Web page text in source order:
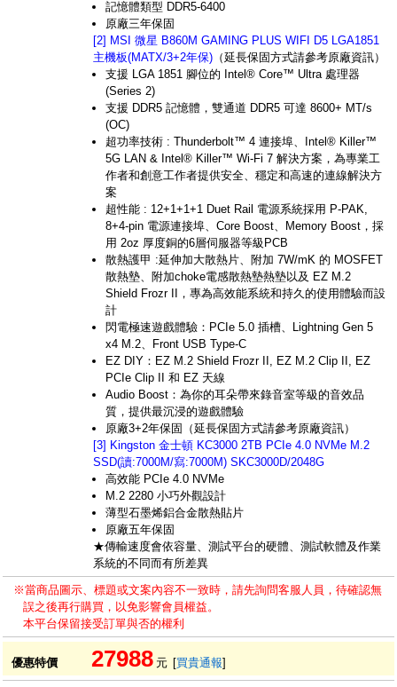
記憶體類型 DDR5-6400
原廠三年保固
[2] MSI 微星 B860M GAMING PLUS WIFI D5 LGA1851
主機板(MATX/3+2年保) （延長保固方式請參考原廠資訊）
支援 LGA 1851 腳位的 Intel® Core™ Ultra 處理器
(Series 2)
支援 DDR5 記憶體，雙通道 DDR5 可達 8600+ MT/s
(OC)
超功率技術 : Thunderbolt™ 4 連接埠、Intel® Killer™
5G LAN & Intel® Killer™ Wi-Fi 7 解決方案，為專業工
作者和創意工作者提供安全、穩定和高速的連線解決方
案
超性能 : 12+1+1+1 Duet Rail 電源系統採用 P-PAK,
8+4-pin 電源連接埠、Core Boost、Memory Boost，採
用 2oz 厚度銅的6層伺服器等級PCB
散熱護甲 :延伸加大散熱片、附加 7W/mK 的 MOSFET
散熱墊、附加choke電感散熱墊熱墊以及 EZ M.2
Shield Frozr II，專為高效能系統和持久的使用體驗而設
計
閃電極速遊戲體驗：PCIe 5.0 插槽、Lightning Gen 5
x4 M.2、Front USB Type-C
EZ DIY：EZ M.2 Shield Frozr II, EZ M.2 Clip II, EZ
PCIe Clip II 和 EZ 天線
Audio Boost：為你的耳朵帶來錄音室等級的音效品
質，提供最沉浸的遊戲體驗
原廠3+2年保固（延長保固方式請參考原廠資訊）
[3] Kingston 金士頓 KC3000 2TB PCIe 4.0 NVMe M.2
SSD(讀:7000M/寫:7000M) SKC3000D/2048G
高效能 PCIe 4.0 NVMe
M.2 2280 小巧外觀設計
薄型石墨烯鋁合金散熱貼片
原廠五年保固
★傳輸速度會依容量、測試平台的硬體、測試軟體及作業
系統的不同而有所差異
※當商品圖示、標題或文案內容不一致時，請先詢問客服人員，待確認無
誤之後再行購買，以免影響會員權益。
本平台保留接受訂單與否的權利
優惠特價 27988 元 [買貴通報]